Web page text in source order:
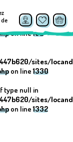
sites/
on line152
sites/
on line1330
type null in
sites/
on line1332
de